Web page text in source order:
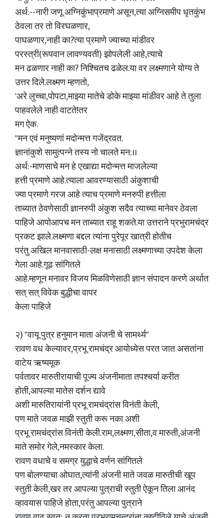
अर्थ:--नारी जणू अग्निकुंभाप्रमाणे असून,त्या अग्निसमीप धृतकुंभ
ठेवला तर तो विरघळणार,
पाघळणार,नाही का?त्या प्रमाणे ज्याच्या मांडीवर
परस्त्री(रूपवान लावण्यवती) झोपलेली आहे,त्याचे
मन ढळणार नाही का? निश्चितच ढळेल.या वर लक्ष्मणाने योग्य ते
उत्तर दिले.लक्ष्मण म्हणतो,
'अरे लुच्चा,पोपटा,माझ्या मातेचे डोके माझ्या मांडीवर आहे ते तुला
पाहवलेले नाही वाटते!तर
मग ऐक.
"मन एवं मनुष्यणां मदोन्मत्त गजेंद्रवत.
ज्ञानांकुशे सामुत्पन्ने तस्य नो चालते मन:।।
अर्थ:-माणसाचे मन हे एखाद्या मदोन्मत्त माजलेल्या
हत्ती प्रमाणे आहे.त्याला आवरण्यासाठी अंकुशाची
ज्या प्रमाणे गरज आहे त्याच प्रमाणे मनरुपी हत्तीला
ताब्यात ठेवणेसाठी ज्ञानरुपी अंकुश सदैव त्याच्या मानेवर ठेवला
पाहिजे आपोआपच मन ताब्यात राहू शकते.या उत्तराने प्रभुरामचंद्र
प्रकट झाले.लक्ष्मणा बद्दल त्यांना पुरेपूर खात्री होतीच
परंतु अखिल मानवासाठी-लक्ष मनासाठी लक्ष्मणाच्या उपदेश केला
गेला आहे.गूढ सांगितले
आहे.म्हणून मनावर विजय मिळविणेसाठी ज्ञान संपादन करणे अर्थात
सत् सत् विवेक बुद्धीचा वापर
केला पाहिजे
२) "वायू पुत्र हनुमान माता अंजनी चे सामर्थ्य"
रावण वध केल्यावर,प्रभू रामचंद्र आयोध्येस परत जात असतांना
वाटेय ऋष्यमूक
पर्वतावर मारुतीरायाची पूज्य अंजनीमाता तपश्चर्या करीत
होती,आपल्या मातेस दर्शन द्यावे
अशी मारुतिरायांनी प्रभू रामचंद्रांस विनंती केली,
पण माते जवळ माझी स्तुती करू नका अशी
प्रभू रामचंद्रांस विनंती केली.राम,लक्ष्मण,सीता,व मारुती,अंजनी
माते समोर गेले,नमस्कार केला.
रावण वधाचे व समग्र युद्धाचे वर्णन सांगितले
पण बोलण्याचा ओघात,त्यांनी अंजनी माते जवळ मारुतीची खूप
स्तुती केली,खर तर आपल्या पुत्राची स्तुती ऐकून तिला आनंद
व्हावयास पाहिजे होता,परंतु आपल्या पुत्राने